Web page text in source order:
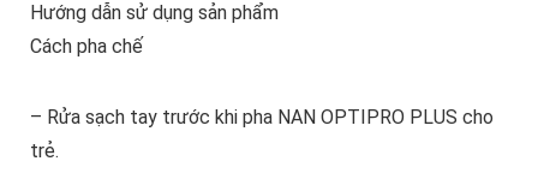
Hướng dẫn sử dụng sản phẩm
Cách pha chế
– Rửa sạch tay trước khi pha NAN OPTIPRO PLUS cho
trẻ.